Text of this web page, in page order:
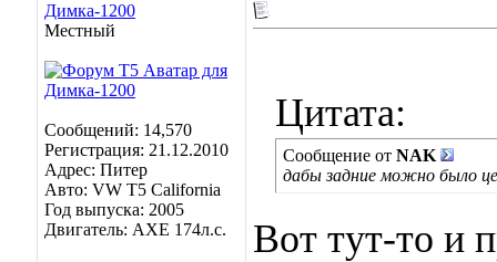
Димка-1200
Местный
Сообщений: 14,570
Регистрация: 21.12.2010
Адрес: Питер
Авто: VW T5 California
Год выпуска: 2005
Двигатель: AXE 174л.с.
Цитата:
Сообщение от NAK
дабы задние можно было
Вот тут-то и